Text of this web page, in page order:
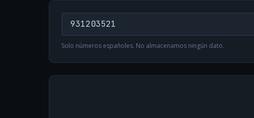
Solo números españoles. No almacenamos ningún dato.